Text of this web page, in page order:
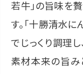
若牛」の旨味を
す。「十勝清水に
でじっくり調理
素材本来の旨み